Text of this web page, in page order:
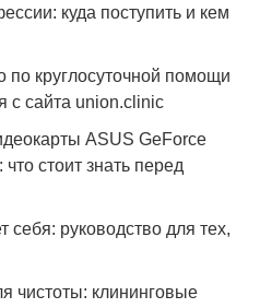
куда поступить и кем
по круглосуточной помощи
с сайта union.clinic
ASUS GeForce
стоит знать перед
себя: руководство для тех,
чистоты: клининговые